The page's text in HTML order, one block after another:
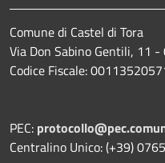
Comune di Castel di Tora
Via Don Sabino Gentili, 11
Codice Fiscale:
PEC:
Centralino Unico: (+39)